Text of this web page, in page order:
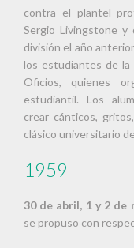
contra el plantel
Sergio Livingstone y
división el año
los estudiantes de
Oficios, quienes
estudiantil. Los a
crear cánticos,
clásico universitario
1959
30 de abril, 1 y 2 de
se propuso con